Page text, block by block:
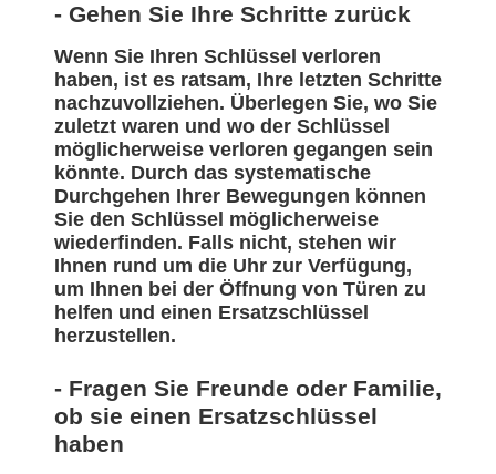
- Gehen Sie Ihre Schritte zurück
Wenn Sie Ihren Schlüssel verloren
haben, ist es ratsam, Ihre letzten Schritte
nachzuvollziehen. Überlegen Sie, wo Sie
zuletzt waren und wo der Schlüssel
möglicherweise verloren gegangen sein
könnte. Durch das systematische
Durchgehen Ihrer Bewegungen können
Sie den Schlüssel möglicherweise
wiederfinden. Falls nicht, stehen wir
Ihnen rund um die Uhr zur Verfügung,
um Ihnen bei der Öffnung von Türen zu
helfen und einen Ersatzschlüssel
herzustellen.
- Fragen Sie Freunde oder Familie,
ob sie einen Ersatzschlüssel
haben